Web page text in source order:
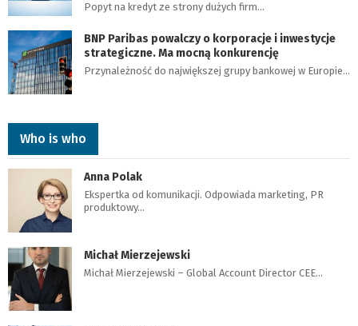
Popyt na kredyt ze strony dużych firm…
BNP Paribas powalczy o korporacje i inwestycje
strategiczne. Ma mocną konkurencję
Przynależność do największej grupy bankowej w Europie…
Who is who
Anna Polak
Ekspertka od komunikacji. Odpowiada marketing, PR
produktowy…
Michał Mierzejewski
Michał Mierzejewski – Global Account Director CEE…